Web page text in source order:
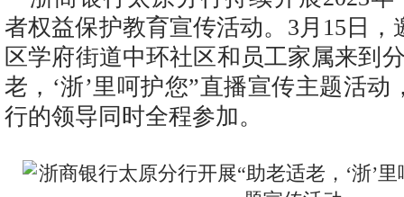
者权益保护教育宣传活动。3月15日，
区学府街道中环社区和员工家属来到
老，‘浙’里呵护您”直播宣传主题活动
行的领导同时全程参加。